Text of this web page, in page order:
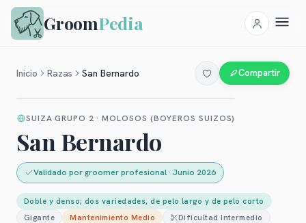
GroomPedia
Inicio Razas San Bernardo Compartir
SUIZA GRUPO 2 · MOLOSOS (BOYEROS SUIZOS)
San Bernardo
Validado por groomer profesional· Junio 2026
Doble y denso; dos variedades, de pelo largo y de pelo corto
Gigante
Mantenimiento Medio DificultadIntermedio